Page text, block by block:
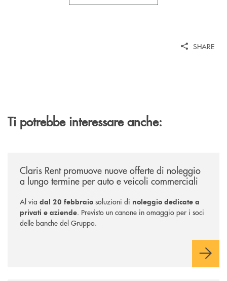
SHARE
Ti potrebbe interessare anche:
Claris Rent promuove nuove offerte di noleggio
a lungo termine per auto e veicoli commerciali
Al via dal 20 febbraio soluzioni di noleggio dedicate a
privati e aziende. Previsto un canone in omaggio per i soci
delle banche del Gruppo.